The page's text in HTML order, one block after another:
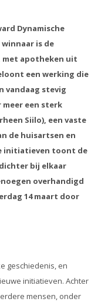
Dynamische
is de
apotheken uit
een werking die
vandaag stevig
een sterk
Siilo), een vaste
de huisartsen en
initiatieven toont de
bij elkaar
overhandigd
14 maart door
geschiedenis, en
initiatieven. Achter
mensen, onder